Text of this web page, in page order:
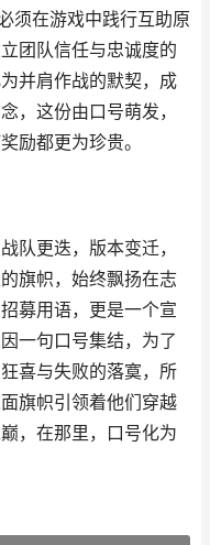
须在游戏中践行互助原
团队信任与忠诚度的
并肩作战的默契，成
，这份由口号萌发，
励都更为珍贵。
队更迭，版本变迁，
旗帜，始终飘扬在志
募用语，更是一个宣
一句口号集结，为了
喜与失败的落寞，所
旗帜引领着他们穿越
，在那里，口号化为